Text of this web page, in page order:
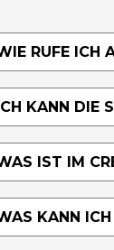
RUFE ICH
KANN DIE
IST IM
KANN